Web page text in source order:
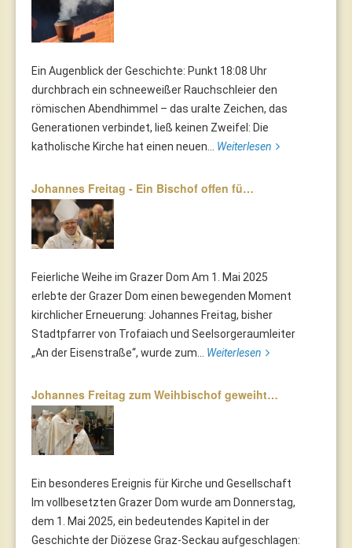
Ein Augenblick der Geschichte: Punkt 18:08 Uhr
durchbrach ein schneeweißer Rauchschleier den
römischen Abendhimmel – das uralte Zeichen, das
Generationen verbindet, ließ keinen Zweifel: Die
katholische Kirche hat einen neuen... Weiterlesen
Johannes Freitag - Ein Bischof offen fü…
Feierliche Weihe im Grazer Dom Am 1. Mai 2025
erlebte der Grazer Dom einen bewegenden Moment
kirchlicher Erneuerung: Johannes Freitag, bisher
Stadtpfarrer von Trofaiach und Seelsorgeraumleiter
„An der Eisenstraße“, wurde zum... Weiterlesen
Johannes Freitag zum Weihbischof geweiht…
Ein besonderes Ereignis für Kirche und Gesellschaft
Im vollbesetzten Grazer Dom wurde am Donnerstag,
dem 1. Mai 2025, ein bedeutendes Kapitel in der
Geschichte der Diözese Graz-Seckau aufgeschlagen: